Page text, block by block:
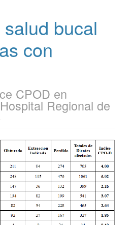
bucal
con
CPOD en
Regional de